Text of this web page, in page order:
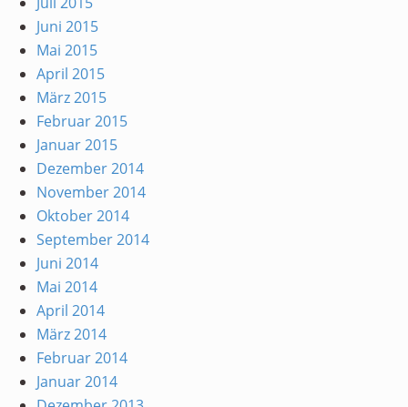
Juni 2015
Mai 2015
April 2015
März 2015
Februar 2015
Januar 2015
Dezember 2014
November 2014
Oktober 2014
September 2014
Juni 2014
Mai 2014
April 2014
März 2014
Februar 2014
Januar 2014